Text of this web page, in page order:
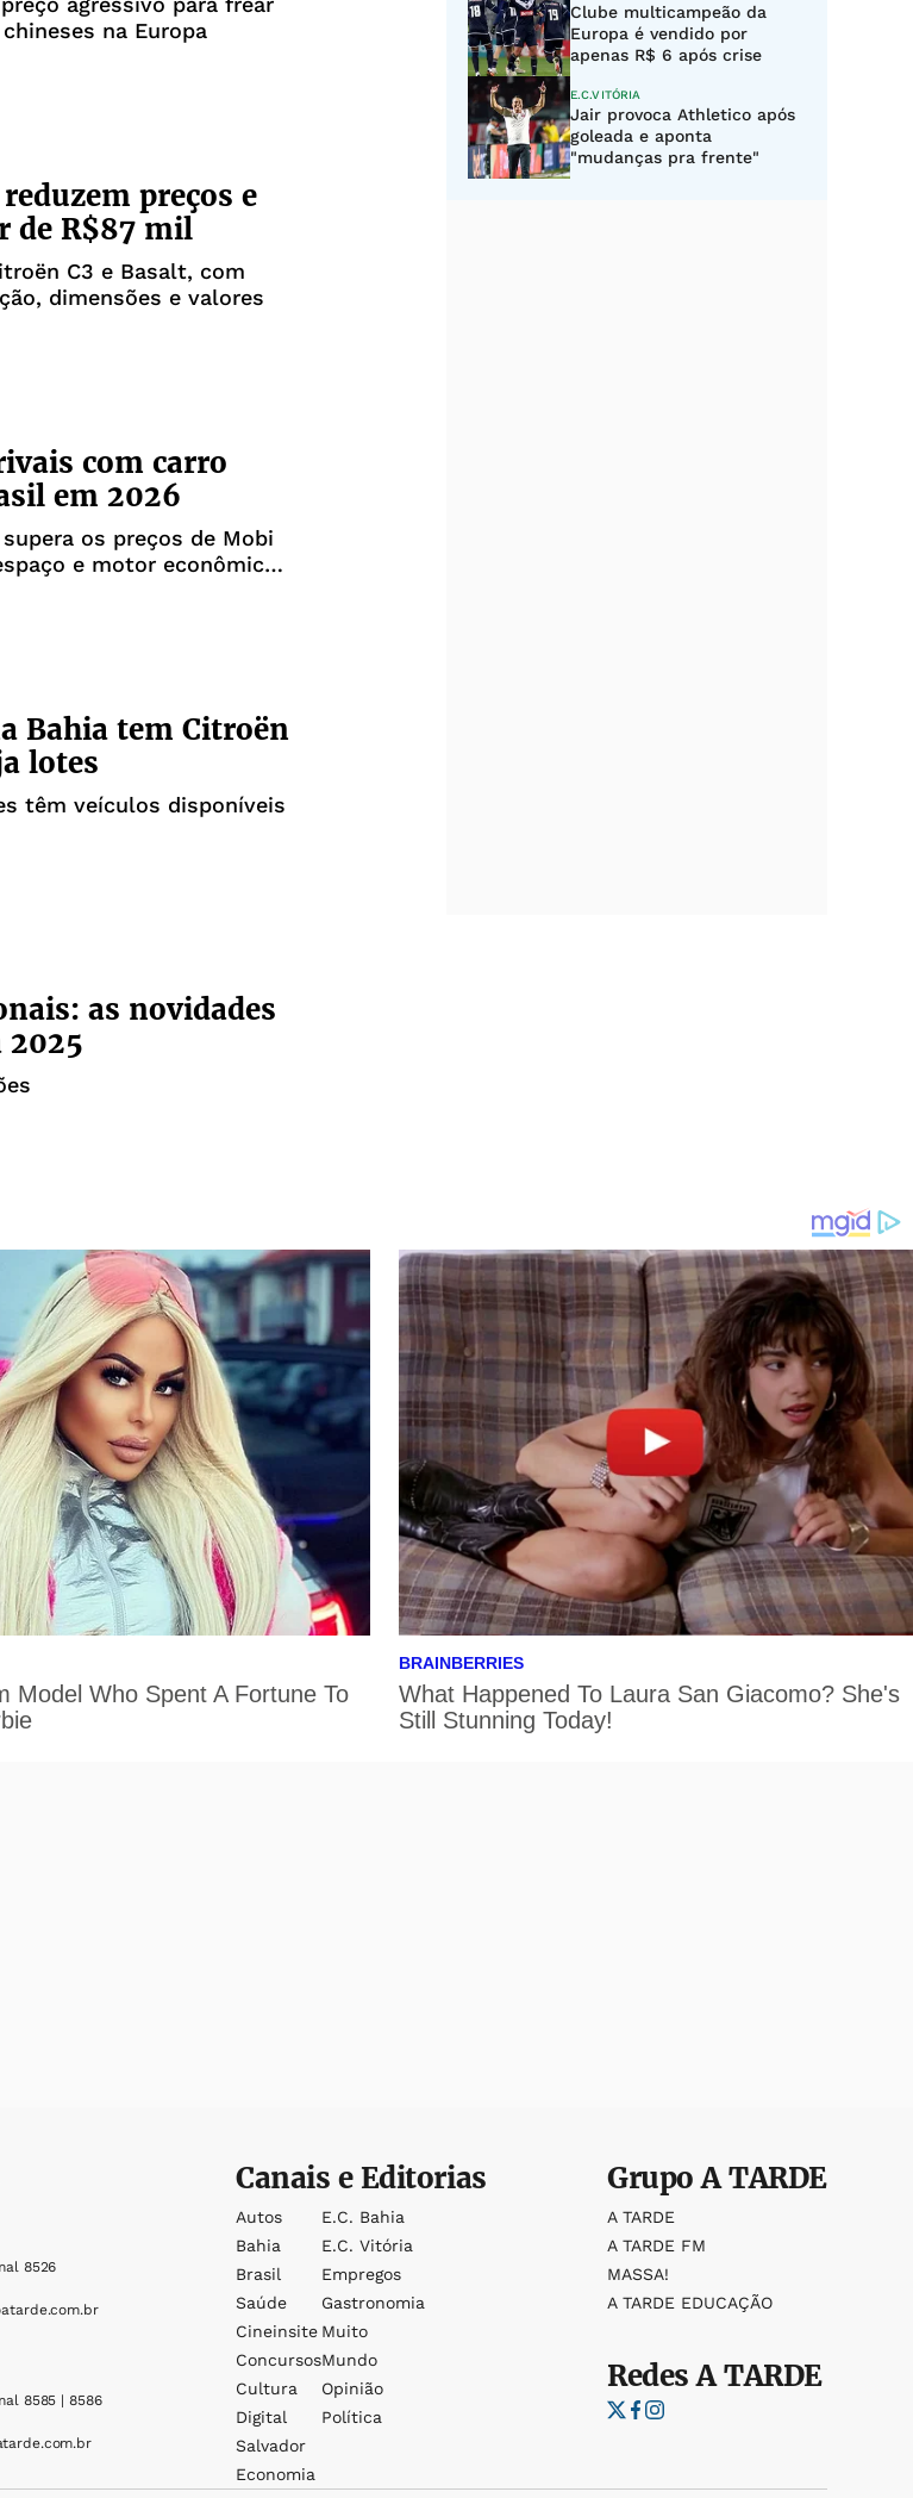
na Europa
preços e
de R$87 mil
C3 e Basalt, com
dimensões e valores
com carro
em 2026
os preços de Mobi
e motor econômico;
Bahia tem Citroën
lotes
têm veículos disponíveis
as novidades
2025
Clube multicampeão da
Europa é vendido por
apenas R$ 6 após crise
E.C.VITÓRIA
Jair provoca Athletico após
goleada e aponta
"mudanças pra frente"
8526
8585 | 8586
Canais e Editorias
Autos
Bahia
Brasil
Saúde
Cineinsite
Concursos
Cultura
Digital
Salvador
Economia
E.c. Bahia
E.c. Vitória
Empregos
Gastronomia
Muito
Mundo
Opinião
Política
GrupoA TARDE
A TARDE
A TARDE FM
MASSA!
A TARDE EDUCAÇÃO
RedesA TARDE